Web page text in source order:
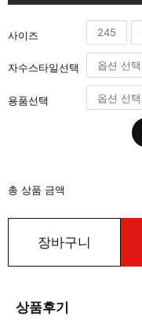
사이즈 245
자수스타일선택
용품선택
총 상품 금액
장바구니
상품후기